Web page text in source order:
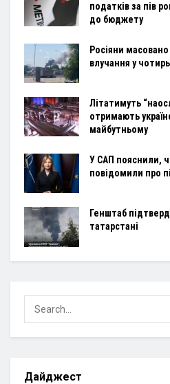
податків за пів
до бюджету
Росіяни
влучання у
Літатимуть
отримають
майбутньому
У САП пояснили,
повідомили про
Генштаб
татарстані
Дайджест